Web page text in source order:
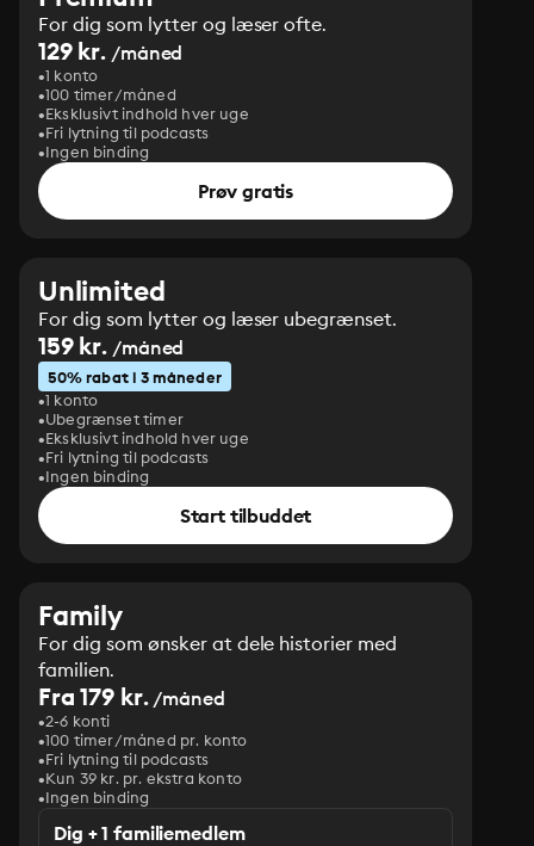
For dig som lytter og læser ofte.
129 kr. /måned
1 konto
100 timer/måned
Eksklusivt indhold hver uge
Fri lytning til podcasts
Ingen binding
Prøv gratis
Unlimited
For dig som lytter og læser ubegrænset.
159 kr. /måned
50% rabat i 3 måneder
1 konto
Ubegrænset timer
Eksklusivt indhold hver uge
Fri lytning til podcasts
Ingen binding
Start tilbuddet
Family
For dig som ønsker at dele historier med
familien.
Fra 179 kr./måned
2-6 konti
100 timer/måned pr. konto
Fri lytning til podcasts
Kun 39 kr. pr. ekstra konto
Ingen binding
Dig + 1 familiemedlem